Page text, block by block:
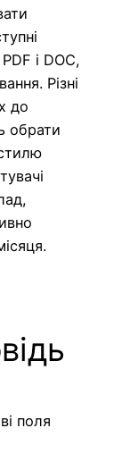
і DOC,
Різні
до
обрати
поля